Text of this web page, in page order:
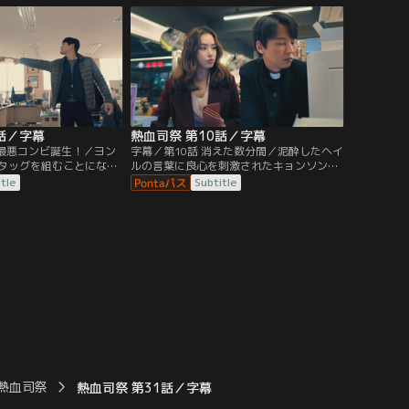
するよう命じられてし
釈放し、これ以上事を荒立てないよう忠告
する。
／字幕
悪コンビ誕生！／ヨン
ッグを組むことになっ
かし、初日から怒り
ヘイルにデヨンは振
熱血司祭 第10話／字幕
字幕／第10話 消えた数分間／泥酔したヘイ
ルの言葉に良心を刺激されたキョンソン
は、財閥御曹司の身代わりとして実際より
重い罪で起訴した青年の刑期を短くするこ
Subtitle
血司祭 熱血司祭 第31話／字幕